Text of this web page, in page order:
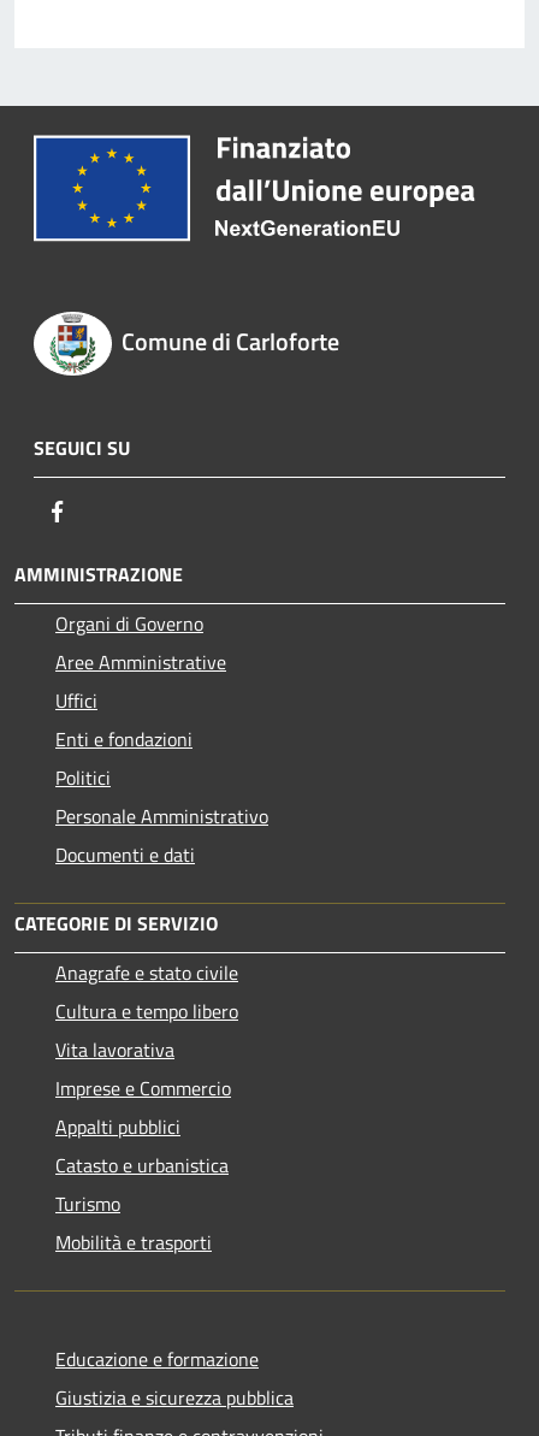
Comune di Carloforte
SEGUICI SU
AMMINISTRAZIONE
Organi di Governo
Aree Amministrative
Uffici
Enti e fondazioni
Politici
Personale Amministrativo
Documenti e dati
CATEGORIE DI SERVIZIO
Anagrafe e stato civile
Cultura e tempo libero
Vita lavorativa
Imprese e Commercio
Appalti pubblici
Catasto e urbanistica
Turismo
Mobilità e trasporti
Educazione e formazione
Giustizia e sicurezza pubblica